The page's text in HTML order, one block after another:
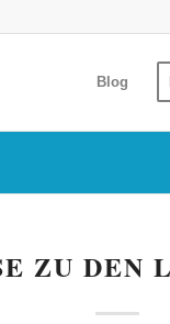
Blog
ZU DEN